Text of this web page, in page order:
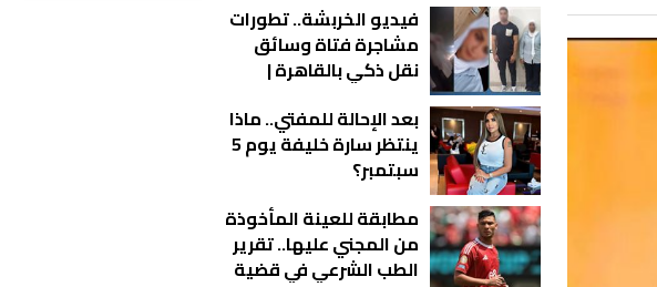
فيديو الخربشة.. تطورات
مشاجرة فتاة وسائق
نقل ذكي بالقاهرة |
بعد الإحالة للمفتي.. ماذا
ينتظر سارة خليفة يوم 5
سبتمبر؟
مطابقة للعينة المأخوذة
من المجني عليها.. تقرير
الطب الشرعي في قضية